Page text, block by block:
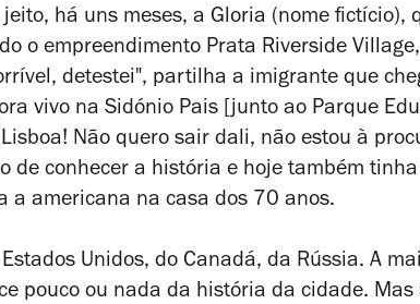
há uns meses, a Gloria (nome fictício),
o empreendimento Prata Riverside
detestei", partilha a imigrante que
vivo na Sidónio Pais [junto ao Parque
Não quero sair dali, não estou à
de conhecer a história e hoje também
a americana na casa dos 70 anos.
Unidos, do Canadá, da Rússia. A
pouco ou nada da história da cidade. Mas